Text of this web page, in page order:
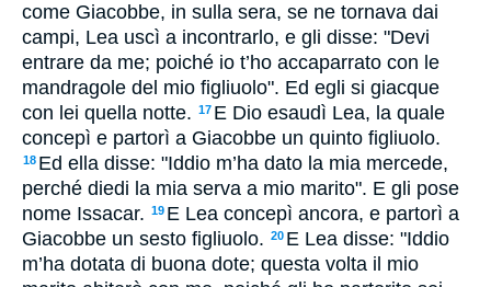
come Giacobbe, in sulla sera, se ne tornava dai
campi, Lea uscì a incontrarlo, e gli disse: "Devi
entrare da me; poiché io t’ho accaparrato con le
mandragole del mio figliuolo". Ed egli si giacque
con lei quella notte. 17 E Dio esaudì Lea, la quale
concepì e partorì a Giacobbe un quinto figliuolo.
18 Ed ella disse: "Iddio m’ha dato la mia mercede,
perché diedi la mia serva a mio marito". E gli pose
nome Issacar. 19 E Lea concepì ancora, e partorì a
Giacobbe un sesto figliuolo. 20 E Lea disse: "Iddio
m’ha dotata di buona dote; questa volta il mio